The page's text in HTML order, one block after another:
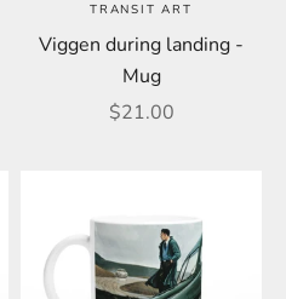
TRANSIT ART
Viggen during landing -
Mug
REA-pris
$21.00